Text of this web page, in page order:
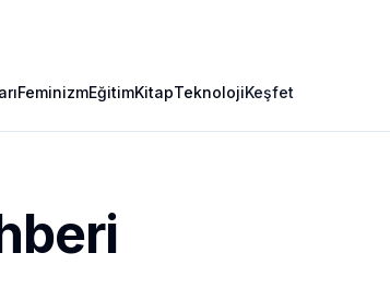
FeminizmEğitimKitapTeknolojiKeşfet